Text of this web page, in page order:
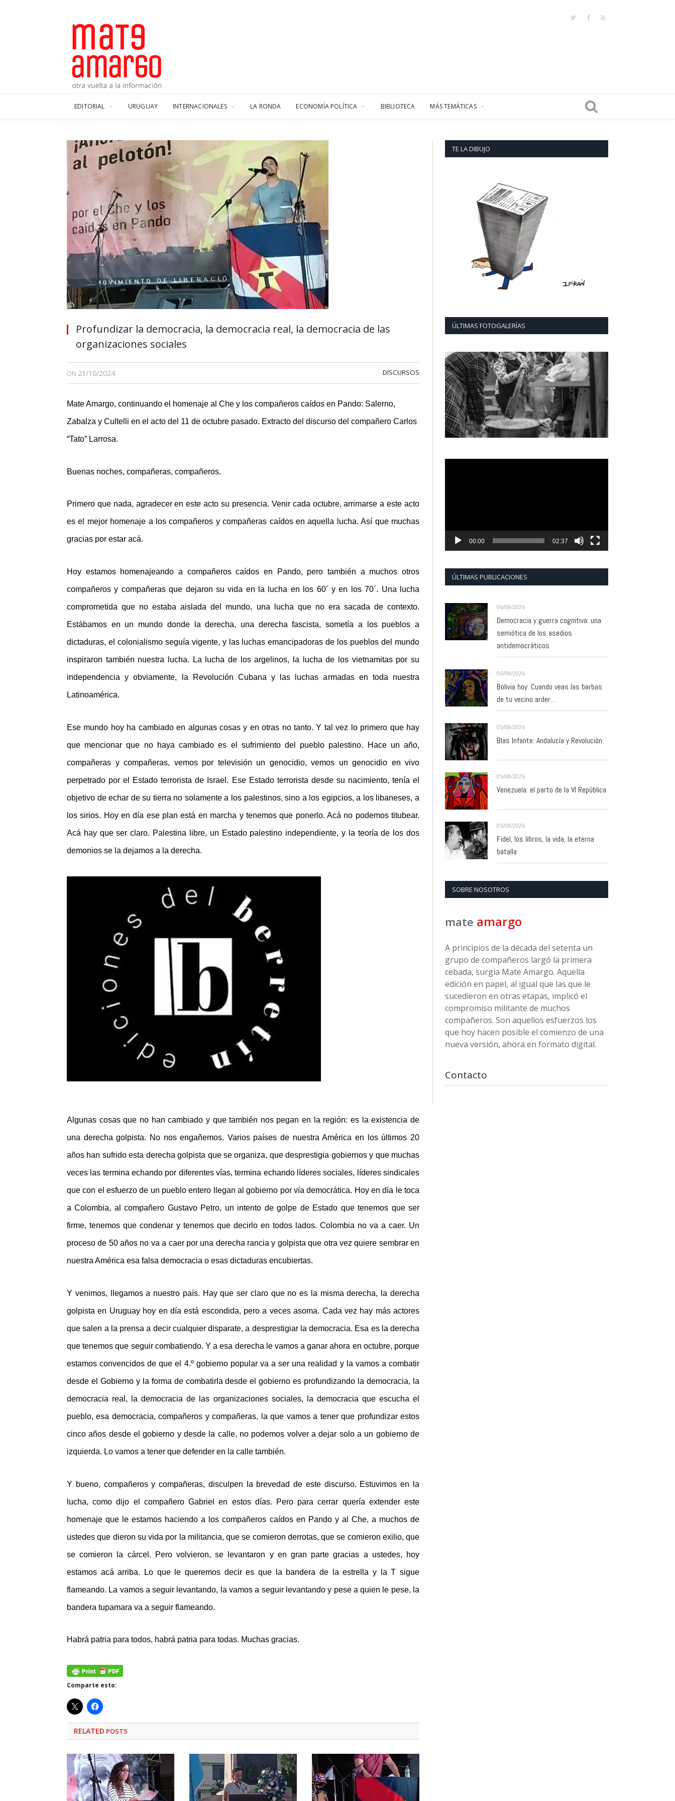
TwitterFacebook
RSS
EDITORIAL URUGUAY INTERNACIONALES LA RONDA ECONOMÍA POLÍTICA BIBLIOTECA MÁS TEMÁTICAS
Profundizar la democracia, la democracia real, la democracia de las
organizaciones sociales
ON 21/10/2024 DISCURSOS
Mate Amargo, continuando el homenaje al Che y los compañeros caídos en Pando: Salerno,
Zabalza y Cultelli en el acto del 11 de octubre pasado. Extracto del discurso del compañero Carlos
“Tato” Larrosa.
Buenas noches, compañeras, compañeros.
Primero que nada, agradecer en este acto su presencia. Venir cada octubre, arrimarse a este acto
es el mejor homenaje a los compañeros y compañeras caídos en aquella lucha. Así que muchas
gracias por estar acá.
Hoy estamos homenajeando a compañeros caídos en Pando, pero también a muchos otros
compañeros y compañeras que dejaron su vida en la lucha en los 60´ y en los 70´. Una lucha
comprometida que no estaba aislada del mundo, una lucha que no era sacada de contexto.
Estábamos en un mundo donde la derecha, una derecha fascista, sometía a los pueblos a
dictaduras, el colonialismo seguía vigente, y las luchas emancipadoras de los pueblos del mundo
inspiraron también nuestra lucha. La lucha de los argelinos, la lucha de los vietnamitas por su
independencia y obviamente, la Revolución Cubana y las luchas armadas en toda nuestra
Latinoamérica.
Ese mundo hoy ha cambiado en algunas cosas y en otras no tanto. Y tal vez lo primero que hay
que mencionar que no haya cambiado es el sufrimiento del pueblo palestino. Hace un año,
compañeras y compañeras, vemos por televisión un genocidio, vemos un genocidio en vivo
perpetrado por el Estado terrorista de Israel. Ese Estado terrorista desde su nacimiento, tenía el
objetivo de echar de su tierra no solamente a los palestinos, sino a los egipcios, a los libaneses, a
los sirios. Hoy en día ese plan está en marcha y tenemos que ponerlo. Acá no podemos titubear.
Acá hay que ser claro. Palestina libre, un Estado palestino independiente, y la teoría de los dos
demonios se la dejamos a la derecha.
Algunas cosas que no han cambiado y que también nos pegan en la región: es la existencia de
una derecha golpista. No nos engañemos. Varios países de nuestra América en los últimos 20
años han sufrido esta derecha golpista que se organiza, que desprestigia gobiernos y que muchas
veces las termina echando por diferentes vías, termina echando líderes sociales, líderes sindicales
que con el esfuerzo de un pueblo entero llegan al gobierno por vía democrática. Hoy en día le toca
a Colombia, al compañero Gustavo Petro, un intento de golpe de Estado que tenemos que ser
firme, tenemos que condenar y tenemos que decirlo en todos lados. Colombia no va a caer. Un
proceso de 50 años no va a caer por una derecha rancia y golpista que otra vez quiere sembrar en
nuestra América esa falsa democracia o esas dictaduras encubiertas.
Y venimos, llegamos a nuestro país. Hay que ser claro que no es la misma derecha, la derecha
golpista en Uruguay hoy en día está escondida, pero a veces asoma. Cada vez hay más actores
que salen a la prensa a decir cualquier disparate, a desprestigiar la democracia. Esa es la derecha
que tenemos que seguir combatiendo. Y a esa derecha le vamos a ganar ahora en octubre, porque
estamos convencidos de que el 4.º gobierno popular va a ser una realidad y la vamos a combatir
desde el Gobierno y la forma de combatirla desde el gobierno es profundizando la democracia, la
democracia real, la democracia de las organizaciones sociales, la democracia que escucha el
pueblo, esa democracia, compañeros y compañeras, la que vamos a tener que profundizar estos
cinco años desde el gobierno y desde la calle, no podemos volver a dejar solo a un gobierno de
izquierda. Lo vamos a tener que defender en la calle también.
Y bueno, compañeros y compañeras, disculpen la brevedad de este discurso. Estuvimos en la
lucha, como dijo el compañero Gabriel en estos días. Pero para cerrar quería extender este
homenaje que le estamos haciendo a los compañeros caídos en Pando y al Che, a muchos de
ustedes que dieron su vida por la militancia, que se comieron derrotas, que se comieron exilio, que
se comieron la cárcel. Pero volvieron, se levantaron y en gran parte gracias a ustedes, hoy
estamos acá arriba. Lo que le queremos decir es que la bandera de la estrella y la T sigue
flameando. La vamos a seguir levantando, la vamos a seguir levantando y pese a quien le pese, la
bandera tupamara va a seguir flameando.
Habrá patria para todos, habrá patria para todas. Muchas gracias.
Comparte esto:
RELATED POSTS
TE LA DIBUJO
ÚLTIMAS FOTOGALERÍAS
00:00 02:37
ÚLTIMAS PUBLICACIONES
06/08/2026
Democracia y guerra cognitiva: una
semiótica de los asedios
antidemocráticos
06/08/2026
Bolivia hoy: Cuando veas las barbas
de tu vecino arder…
05/08/2026
Blas Infante: Andalucía y Revolución.
05/08/2026
Venezuela: el parto de la VI República
05/08/2026
Fidel, los libros, la vida, la eterna
batalla
SOBRE NOSOTROS
mate amargo
A principios de la década del setenta un
grupo de compañeros largó la primera
cebada, surgía Mate Amargo. Aquella
edición en papel, al igual que las que le
sucedieron en otras etapas, implicó el
compromiso militante de muchos
compañeros. Son aquellos esfuerzos los
que hoy hacen posible el comienzo de una
nueva versión, ahora en formato digital.
Contacto